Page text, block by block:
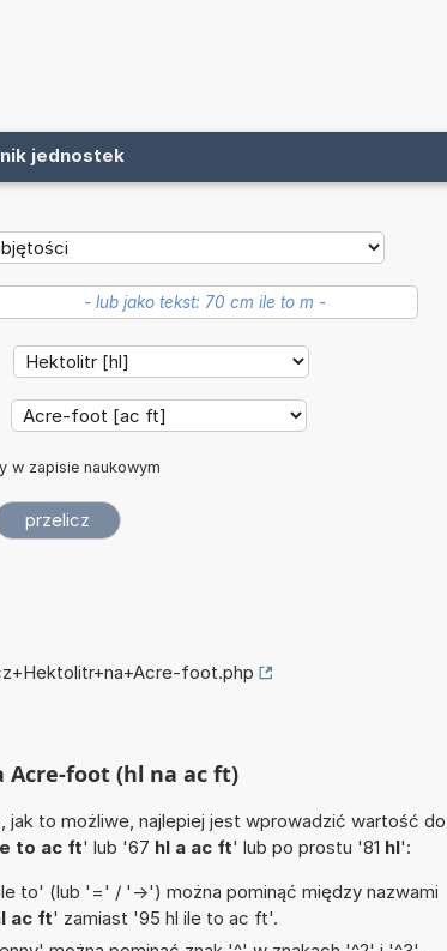
jednostek
w zapisie naukowym
foot.php
foot (hl na ac ft)
jak to możliwe, najlepiej jest wprowadzić wartość do
to ac ft' lub '67 hl a ac ft' lub po prostu '81 hl':
to' (lub '=' / '->') można pominąć między nazwami
ac ft' zamiast '95 hl ile to ac ft'.